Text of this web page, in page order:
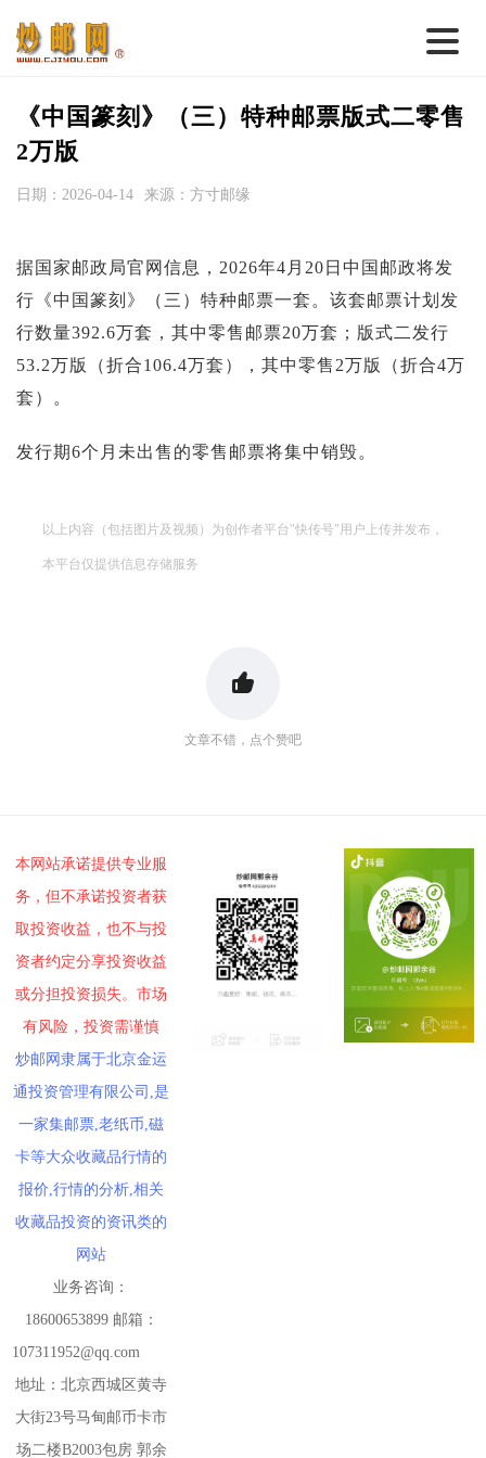
首 页
钱币行情
热点话题
邮币卡苑
实战论坛
集藏资讯
《中国篆刻》（三）特种邮票版式二零售
2万版
日期：2026-04-14 来源：方寸邮缘
据国家邮政局官网信息，2026年4月20日中国邮政将发
行《中国篆刻》（三）特种邮票一套。该套邮票计划发
行数量392.6万套，其中零售邮票20万套；版式二发行
53.2万版（折合106.4万套），其中零售2万版（折合4万
套）。
发行期6个月未出售的零售邮票将集中销毁。
以上内容（包括图片及视频）为创作者平台"快传号"用户上传并发布，
本平台仅提供信息存储服务
文章不错，点个赞吧
本网站承诺提供专业服
务，但不承诺投资者获
取投资收益，也不与投
资者约定分享投资收益
或分担投资损失。市场
有风险，投资需谨慎
炒邮网隶属于北京金运
通投资管理有限公司,是
一家集邮票,老纸币,磁
卡等大众收藏品行情的
报价,行情的分析,相关
收藏品投资的资讯类的
网站
业务咨询：
18600653899 邮箱：
107311952@qq.com
地址：北京西城区黄寺
大街23号马甸邮币卡市
场二楼B2003包房 郭余